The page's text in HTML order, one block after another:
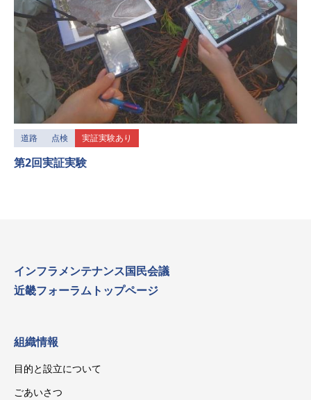
道路 点検 実証実験あり
第2回実証実験
インフラメンテナンス国民会議
近畿フォーラムトップページ
組織情報
目的と設立について
ごあいさつ